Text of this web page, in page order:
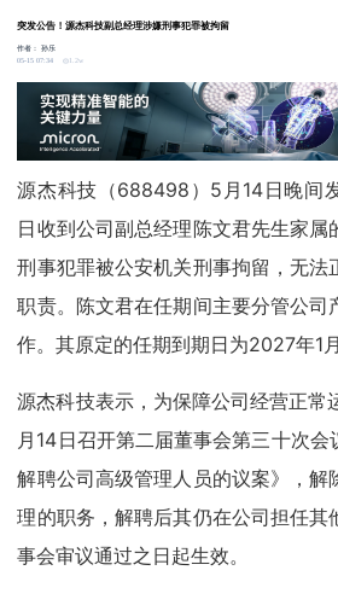
突发公告！源杰科技副总经理涉嫌刑事犯罪被拘留
作者：孙乐
05-15 07:34
1.2w
源杰科技（688498）5月14日晚间
日收到公司副总经理陈文君先生家属
刑事犯罪被公安机关刑事拘留，无法
职责。陈文君在任期间主要分管公司
作。其原定的任期到期日为2027年1
源杰科技表示，为保障公司经营正
月14日召开第二届董事会第三十次
解聘公司高级管理人员的议案》，解
理的职务，解聘后其仍在公司担任其
事会审议通过之日起生效。